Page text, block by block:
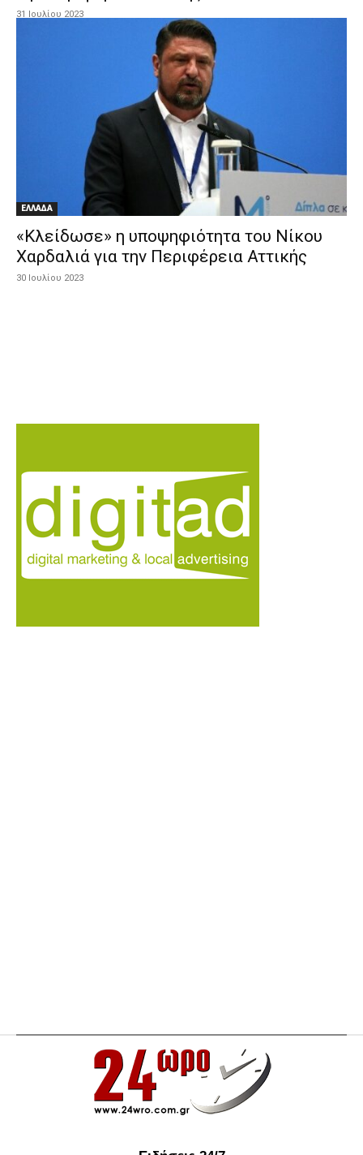
31 Ιουλίου 2023
ΕΛΛΑΔΑ
«Κλείδωσε» η υποψηφιότητα του Νίκου
Χαρδαλιά για την Περιφέρεια Αττικής
30 Ιουλίου 2023